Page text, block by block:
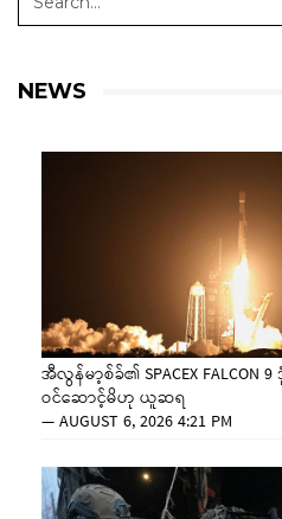
NEWS
အီလွန်မာ့စ်ခ်၏ SPACEX FALCON
ဝင်ဆောင့်မိဟု ယူဆရ
—AUGUST 6, 2026 4:21 PM